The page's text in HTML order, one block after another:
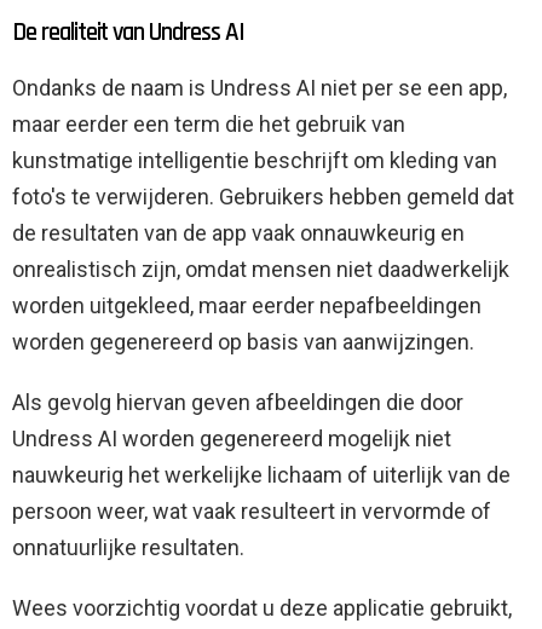
De realiteit van Undress AI
Ondanks de naam is Undress AI niet per se een app,
maar eerder een term die het gebruik van
kunstmatige intelligentie beschrijft om kleding van
foto's te verwijderen. Gebruikers hebben gemeld dat
de resultaten van de app vaak onnauwkeurig en
onrealistisch zijn, omdat mensen niet daadwerkelijk
worden uitgekleed, maar eerder nepafbeeldingen
worden gegenereerd op basis van aanwijzingen.
Als gevolg hiervan geven afbeeldingen die door
Undress AI worden gegenereerd mogelijk niet
nauwkeurig het werkelijke lichaam of uiterlijk van de
persoon weer, wat vaak resulteert in vervormde of
onnatuurlijke resultaten.
Wees voorzichtig voordat u deze applicatie gebruikt,